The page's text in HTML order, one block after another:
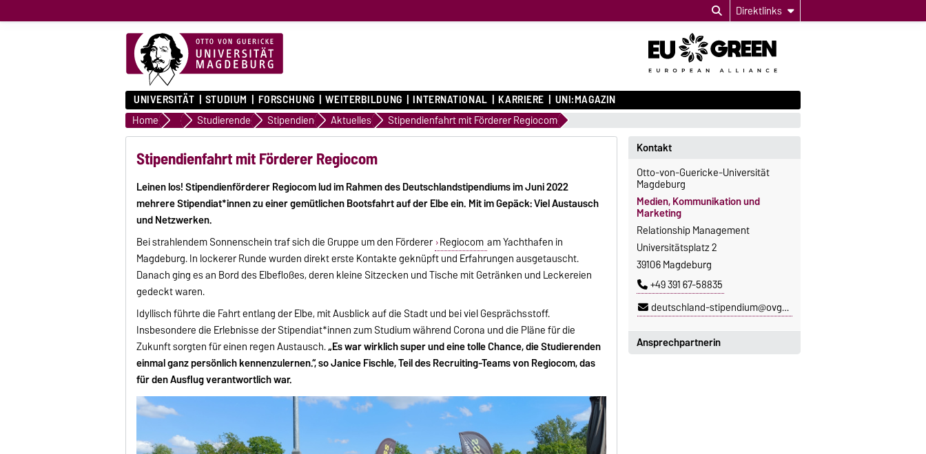
Direktlinks
UNIVERSITÄT STUDIUM FORSCHUNG WEITERBILDUNG INTERNATIONAL KARRIERE UNI:MAGAZIN
Home Relationship Management
Studierende Stipendien Aktuelles Stipendienfahrt mit Förderer Regiocom
Stipendienfahrt mit Förderer Regiocom
Leinen los! Stipendienförderer Regiocom lud im Rahmen des Deutschlandstipendiums im Juni 2022
mehrere Stipendiat*innen zu einer gemütlichen Bootsfahrt auf der Elbe ein. Mit im Gepäck: Viel Austausch
und Netzwerken.
Bei strahlendem Sonnenschein traf sich die Gruppe um den Förderer Regiocom am Yachthafen in
Magdeburg. In lockerer Runde wurden direkt erste Kontakte geknüpft und Erfahrungen ausgetauscht.
Danach ging es an Bord des Elbefloßes, deren kleine Sitzecken und Tische mit Getränken und Leckereien
gedeckt waren.
Idyllisch führte die Fahrt entlang der Elbe, mit Ausblick auf die Stadt und bei viel Gesprächsstoff.
Insbesondere die Erlebnisse der Stipendiat*innen zum Studium während Corona und die Pläne für die
Zukunft sorgten für einen regen Austausch.„Es war wirklich super und eine tolle Chance, die Studierenden
einmal ganz persönlich kennenzulernen.“, so Janice Fischle, Teil des Recruiting-Teams von Regiocom, das
für den Ausflug verantwortlich war.
Kontakt
Otto-von-Guericke-Universität
Magdeburg
Medien, Kommunikation und
Marketing
Relationship Management
Universitätsplatz 2
39106 Magdeburg
+49 391 67-58835
deutschland-stipendium@ovgu.de
Ansprechpartnerin